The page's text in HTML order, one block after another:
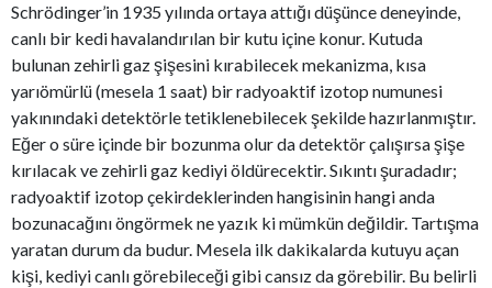
Schrödinger’in 1935 yılında ortaya attığı düşünce deneyinde,
canlı bir kedi havalandırılan bir kutu içine konur. Kutuda
bulunan zehirli gaz şişesini kırabilecek mekanizma, kısa
yarıömürlü (mesela 1 saat) bir radyoaktif izotop numunesi
yakınındaki detektörle tetiklenebilecek şekilde hazırlanmıştır.
Eğer o süre içinde bir bozunma olur da detektör çalışırsa şişe
kırılacak ve zehirli gaz kediyi öldürecektir. Sıkıntı şuradadır;
radyoaktif izotop çekirdeklerinden hangisinin hangi anda
bozunacağını öngörmek ne yazık ki mümkün değildir. Tartışma
yaratan durum da budur. Mesela ilk dakikalarda kutuyu açan
kişi, kediyi canlı görebileceği gibi cansız da görebilir. Bu belirli